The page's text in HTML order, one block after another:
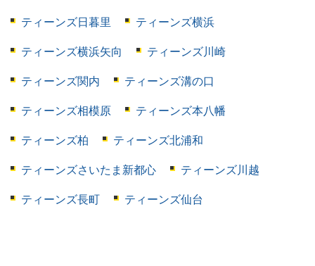
ティーンズ日暮里 ティーンズ横浜
ティーンズ横浜矢向 ティーンズ川崎
ティーンズ関内 ティーンズ溝の口
ティーンズ相模原 ティーンズ本八幡
ティーンズ柏 ティーンズ北浦和
ティーンズさいたま新都心 ティーンズ川越
ティーンズ長町 ティーンズ仙台